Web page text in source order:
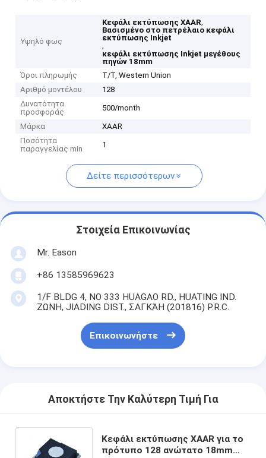
Υψηλό φως
Κεφάλι εκτύπωσης XAAR,
Βασισμένο στο πετρέλαιο κεφάλι
εκτύπωσης Inkjet
,
κεφάλι εκτύπωσης Inkjet μεγέθους
πηγών 18mm
Όροι πληρωμής
T/T, Western Union
Αριθμό μοντέλου
128
Δυνατότητα
προσφοράς
500/month
Μάρκα
XAAR
Ποσότητα
παραγγελίας min
1
Δείτε περισσότερων
Στοιχεία Επικοινωνίας
Mr. Eason
+86 13585969623
1/F BLDG 4, ΝΟ 333 HUAGAO RD., HUATING IND.
ΖΩΝΗ, JIADING DIST., ΣΑΓΚΆΗ (201816) P.R.C.
Επικοινωνήστε
Αποκτήστε Την Καλύτερη Τιμή Για
Κεφάλι εκτύπωσης XAAR για το
πρότυπο 128 ανώτατο 18mm